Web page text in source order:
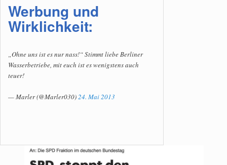
Werbung und
Wirklichkeit:
„Ohne uns ist es nur nass!“ Stimmt liebe Berliner
Wasserbetriebe, mit euch ist es wenigstens auch
teuer!
— Marler (@Marler030)24. Mai 2013